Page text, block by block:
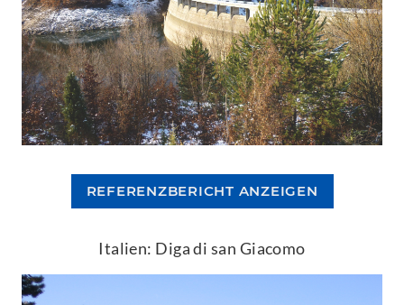
REFERENZBERICHT ANZEIGEN
Italien: Diga di san Giacomo